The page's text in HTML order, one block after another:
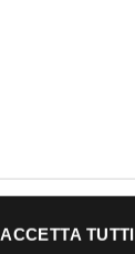
ACCETTA TUTTI